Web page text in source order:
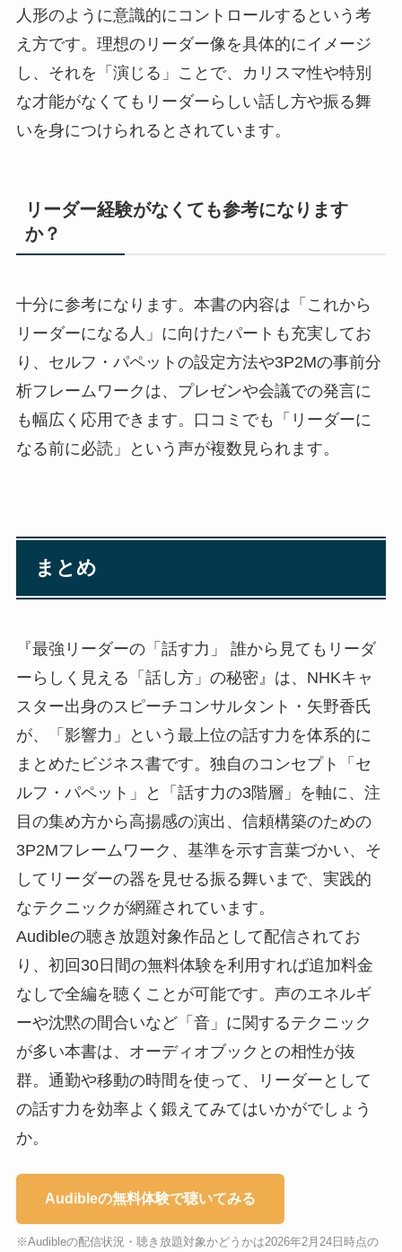
人形のように意識的にコントロールするという考
え方です。理想のリーダー像を具体的にイメージ
し、それを「演じる」ことで、カリスマ性や特別
な才能がなくてもリーダーらしい話し方や振る舞
いを身につけられるとされています。
リーダー経験がなくても参考になります
か？
十分に参考になります。本書の内容は「これから
リーダーになる人」に向けたパートも充実してお
り、セルフ・パペットの設定方法や3P2Mの事前分
析フレームワークは、プレゼンや会議での発言に
も幅広く応用できます。口コミでも「リーダーに
なる前に必読」という声が複数見られます。
まとめ
『最強リーダーの「話す力」 誰から見てもリーダ
ーらしく見える「話し方」の秘密』は、NHKキャ
スター出身のスピーチコンサルタント・矢野香氏
が、「影響力」という最上位の話す力を体系的に
まとめたビジネス書です。独自のコンセプト「セ
ルフ・パペット」と「話す力の3階層」を軸に、注
目の集め方から高揚感の演出、信頼構築のための
3P2Mフレームワーク、基準を示す言葉づかい、そ
してリーダーの器を見せる振る舞いまで、実践的
なテクニックが網羅されています。
Audibleの聴き放題対象作品として配信されてお
り、初回30日間の無料体験を利用すれば追加料金
なしで全編を聴くことが可能です。声のエネルギ
ーや沈黙の間合いなど「音」に関するテクニック
が多い本書は、オーディオブックとの相性が抜
群。通勤や移動の時間を使って、リーダーとして
の話す力を効率よく鍛えてみてはいかがでしょう
か。
Audibleの無料体験で聴いてみる
※Audibleの配信状況・聴き放題対象かどうかは2026年2月24日時点の